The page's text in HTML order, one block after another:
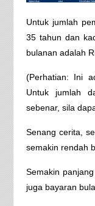
Untuk jumlah
35 tahun dan
bulanan adalah
(Perhatian: Ini
Untuk jumlah
sebenar, sila
Senang cerita,
semakin rendah
Semakin
juga bayaran